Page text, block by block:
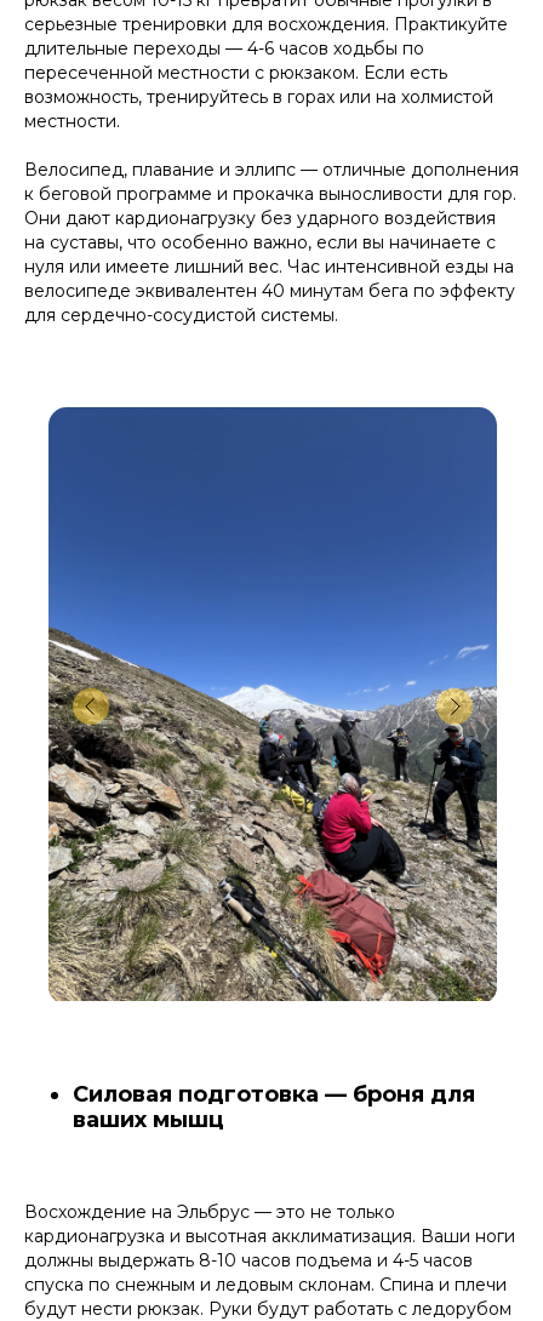
серьезные тренировки для восхождения. Практикуйте
длительные переходы — 4-6 часов ходьбы по
пересеченной местности с рюкзаком. Если есть
возможность, тренируйтесь в горах или на холмистой
местности.
Велосипед, плавание и эллипс — отличные дополнения
к беговой программе и прокачка выносливости для гор.
Они дают кардионагрузку без ударного воздействия
на суставы, что особенно важно, если вы начинаете с
нуля или имеете лишний вес. Час интенсивной езды на
велосипеде эквивалентен 40 минутам бега по эффекту
для сердечно-сосудистой системы.
Силовая подготовка — броня для
ваших мышц
Восхождение на Эльбрус — это не только
кардионагрузка и высотная акклиматизация. Ваши ноги
должны выдержать 8-10 часов подъема и 4-5 часов
спуска по снежным и ледовым склонам. Спина и плечи
будут нести рюкзак. Руки будут работать с ледорубом